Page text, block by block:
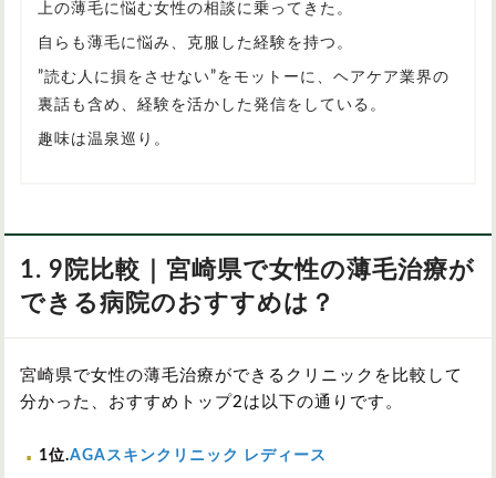
上の薄毛に悩む女性の相談に乗ってきた。
自らも薄毛に悩み、克服した経験を持つ。
”読む人に損をさせない”をモットーに、ヘアケア業界の
裏話も含め、経験を活かした発信をしている。
趣味は温泉巡り。
1. 9院比較｜宮崎県で女性の薄毛治療が
できる病院のおすすめは？
宮崎県で女性の薄毛治療ができるクリニックを比較して
分かった、おすすめトップ2は以下の通りです。
1位.AGAスキンクリニック レディース